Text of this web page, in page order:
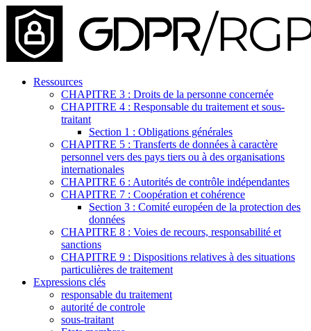
Ressources
CHAPITRE 3 : Droits de la personne concernée
CHAPITRE 4 : Responsable du traitement et sous-
traitant
Section 1 : Obligations générales
CHAPITRE 5 : Transferts de données à caractère
personnel vers des pays tiers ou à des organisations
internationales
CHAPITRE 6 : Autorités de contrôle indépendantes
CHAPITRE 7 : Coopération et cohérence
Section 3 : Comité européen de la protection des
données
CHAPITRE 8 : Voies de recours, responsabilité et
sanctions
CHAPITRE 9 : Dispositions relatives à des situations
particulières de traitement
Expressions clés
responsable du traitement
autorité de controle
sous-traitant